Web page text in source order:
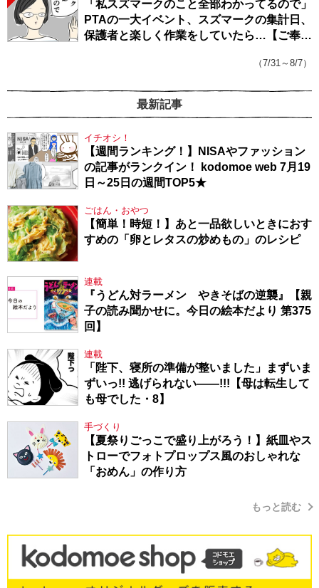
「私スズマークのこと全部わかってるので」
PTAの一大イベント、スズマークの集計日、
保護者と楽しく作業をしていたら…【ご奉仕
（7/31～8/7）
最新記事
イチオシ！
【週間ランキング！】NISAやファッション
の記事がランクイン！ kodomoe web 7月19
日～25日の週間TOP5★
ごはん・おやつ
【簡単！時短！】あと一品欲しいときにおす
すめの「卵とレタスの炒めもの」のレシピ
連載
『うどん対ラーメン やきそばの逆襲』【親
子の読み聞かせに。今日の絵本だより 第375
回】
連載
「陛下、寝所の準備が整いました」まずいま
ずいっ!! 逃げられない――!!!【母は転生して
も母でした・8】
手づくり
【夏祭りごっこで盛り上がろう！】紙皿やス
トローでフォトプロップス風のおしゃれな
「おめん」の作り方
もっと読む